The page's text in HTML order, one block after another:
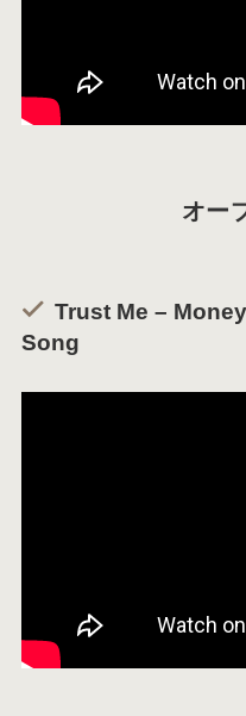
オー
Trust Me –
Song